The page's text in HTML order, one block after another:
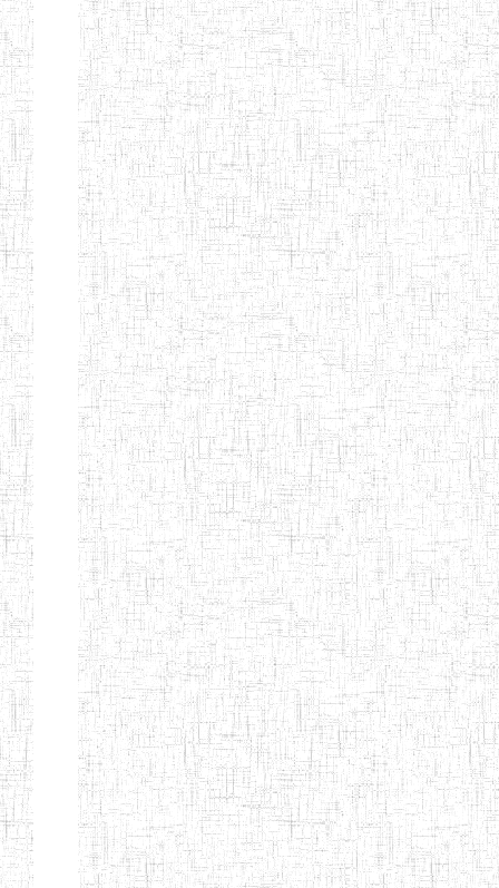
TEACHERS
TRAINING
COLLEGE
KENCHOLIA
TEACHER'S
TRAINING
COLLEGE
"K.T.T.C NDOP"
15/09/2015 ENIEG
ENIEG PRIVEE
BILINGUE
LAIQUE LES
PERFORMANCES
PEDAGOGIQUES
01/09/2015 ENIEG
ENIEG DU HAUT
NKAM
12/08/2013 ENIEG
ENIEG BILINGUE
DE L'IPEP DE
BANDJOUN
05/09/2003 ENIEG
ENIEG PRIVEE
NANFAH
07/09/2012 ENIEG
ENPIEG TERESA
JANE
14/03/2014 ENIEG